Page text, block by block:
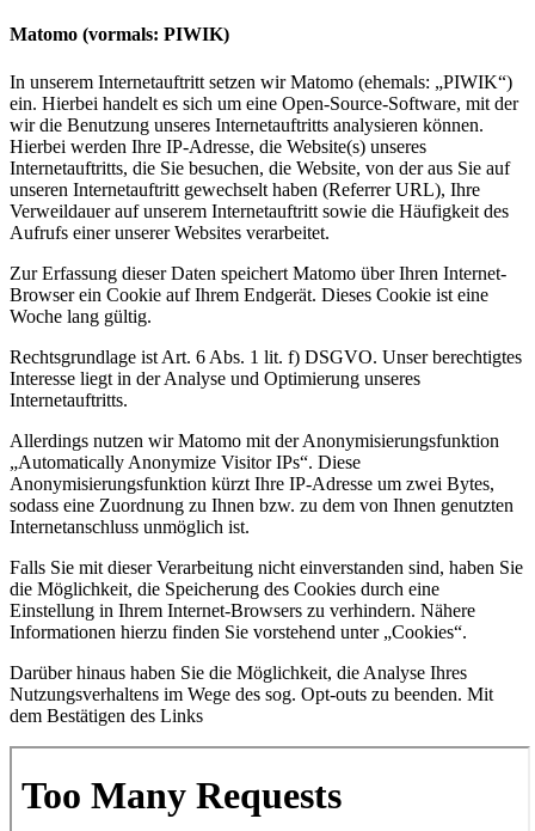
Matomo (vormals: PIWIK)
In unserem Internetauftritt setzen wir Matomo (ehemals: „PIWIK“)
ein. Hierbei handelt es sich um eine Open-Source-Software, mit der
wir die Benutzung unseres Internetauftritts analysieren können.
Hierbei werden Ihre IP-Adresse, die Website(s) unseres
Internetauftritts, die Sie besuchen, die Website, von der aus Sie auf
unseren Internetauftritt gewechselt haben (Referrer URL), Ihre
Verweildauer auf unserem Internetauftritt sowie die Häufigkeit des
Aufrufs einer unserer Websites verarbeitet.
Zur Erfassung dieser Daten speichert Matomo über Ihren Internet-
Browser ein Cookie auf Ihrem Endgerät. Dieses Cookie ist eine
Woche lang gültig.
Rechtsgrundlage ist Art. 6 Abs. 1 lit. f) DSGVO. Unser berechtigtes
Interesse liegt in der Analyse und Optimierung unseres
Internetauftritts.
Allerdings nutzen wir Matomo mit der Anonymisierungsfunktion
„Automatically Anonymize Visitor IPs“. Diese
Anonymisierungsfunktion kürzt Ihre IP-Adresse um zwei Bytes,
sodass eine Zuordnung zu Ihnen bzw. zu dem von Ihnen genutzten
Internetanschluss unmöglich ist.
Falls Sie mit dieser Verarbeitung nicht einverstanden sind, haben Sie
die Möglichkeit, die Speicherung des Cookies durch eine
Einstellung in Ihrem Internet-Browsers zu verhindern. Nähere
Informationen hierzu finden Sie vorstehend unter „Cookies“.
Darüber hinaus haben Sie die Möglichkeit, die Analyse Ihres
Nutzungsverhaltens im Wege des sog. Opt-outs zu beenden. Mit
dem Bestätigen des Links